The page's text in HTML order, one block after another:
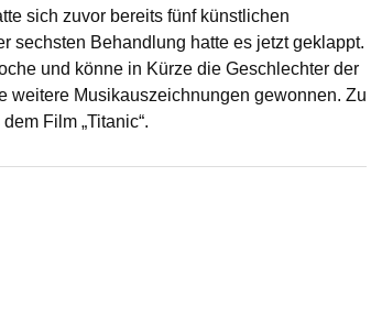
sich zuvor bereits fünf künstlichen
sechsten Behandlung hatte es jetzt geklappt.
und könne in Kürze die Geschlechter der
weitere Musikauszeichnungen gewonnen. Zu
Film „Titanic“.